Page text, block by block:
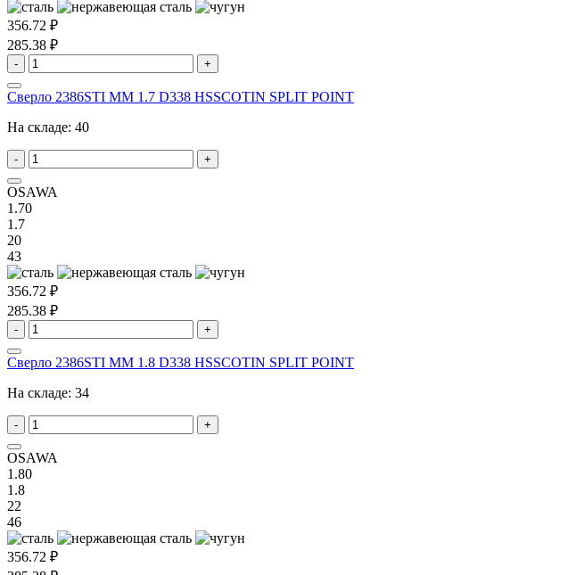
356.72 ₽
285.38 ₽
- +
Сверло 2386STI MM 1.7 D338 HSSCOTIN SPLIT POINT
На складе: 40
- +
OSAWA
1.70
1.7
20
43
356.72 ₽
285.38 ₽
- +
Сверло 2386STI MM 1.8 D338 HSSCOTIN SPLIT POINT
На складе: 34
- +
OSAWA
1.80
1.8
22
46
356.72 ₽